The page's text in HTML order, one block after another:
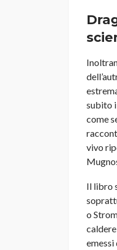
subito
come
vivo
Il libro
o